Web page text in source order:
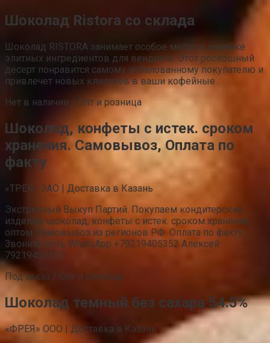
Шоколад Ristora со склада
Шоколад RISTORA занимает особое место в линейке
элитных ингредиентов для вендинга. Этот роскошный
десерт понравится самому избалованному покупателю и
привлечет новых клиентов в ваши кофейные .
Нет в наличии / Опт и розница
Шоколад, конфеты с истек. сроком
хранения. Самовывоз, Оплата по
факту
«ТРЕК» ЗАО | Доставка в Казань
Экстренный Выкуп Партий. Покупаем кондитерские
изделия, шоколад, конфеты с истек. сроком хранения
оптом. Самовывоз из регионов РФ. Оплата по факту.
Звоните: есть WhatsApp +79219405352 Алексей
79219405352 .
Под заказ / Опт и розница
Шоколад темный без сахара 54.5%
«ФРЕЯ» ООО | Доставка в Казань